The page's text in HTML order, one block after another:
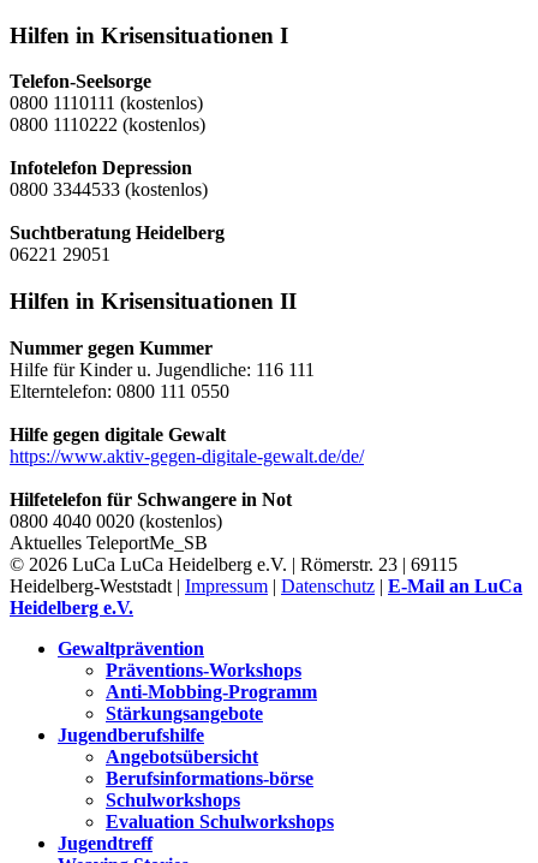
Hilfen in Krisensituationen I
Telefon-Seelsorge
0800 1110111 (kostenlos)
0800 1110222 (kostenlos)
Infotelefon Depression
0800 3344533 (kostenlos)
Suchtberatung Heidelberg
06221 29051
Hilfen in Krisensituationen II
Nummer gegen Kummer
Hilfe für Kinder u. Jugendliche: 116 111
Elterntelefon: 0800 111 0550
Hilfe gegen digitale Gewalt
https://www.aktiv-gegen-digitale-gewalt.de/de/
Hilfetelefon für Schwangere in Not
0800 4040 0020 (kostenlos)
Aktuelles TeleportMe_SB
© 2026 LuCa LuCa Heidelberg e.V. | Römerstr. 23 | 69115
Heidelberg-Weststadt | Impressum | Datenschutz | E-Mail an LuCa
Heidelberg e.V.
Gewaltprävention
Präventions-Workshops
Anti-Mobbing-Programm
Stärkungsangebote
Jugendberufshilfe
Angebotsübersicht
Berufsinformations-börse
Schulworkshops
Evaluation Schulworkshops
Jugendtreff